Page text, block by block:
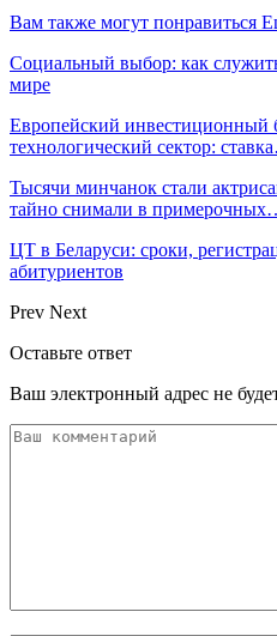
Вам также могут понравиться
Социальный выбор: как
мире
Европейский инвестиционный
технологический сектор:
Тысячи минчанок стали
тайно снимали в
ЦТ в Беларуси: сроки,
абитуриентов
Prev Next
Оставьте ответ
Ваш электронный адрес не